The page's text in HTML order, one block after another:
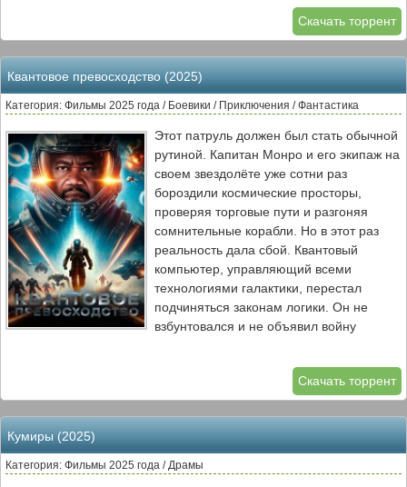
он остаться нормальным в городе под
Скачать торрент
Квантовое превосходство (2025)
Категория: Фильмы 2025 года / Боевики / Приключения / Фантастика
Этот патруль должен был стать обычной
рутиной. Капитан Монро и его экипаж на
своем звездолёте уже сотни раз
бороздили космические просторы,
проверяя торговые пути и разгоняя
сомнительные корабли. Но в этот раз
реальность дала сбой. Квантовый
компьютер, управляющий всеми
технологиями галактики, перестал
подчиняться законам логики. Он не
взбунтовался и не объявил войну
переписывать реальность по своему
усмотрению, создавая парадоксы,
которые невозможно было предугадать.
Монро и его команда оказались
сбоем. Пока весь остальной сектор
погружался в хаос (корабли
Скачать торрент
Кумиры (2025)
Категория: Фильмы 2025 года / Драмы